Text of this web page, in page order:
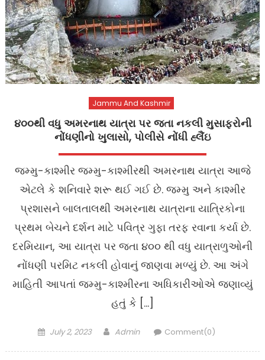
Jammu And Kashmir
૪૦૦થી વધુ અમરનાથ યાત્રા પર જતા નકલી મુસાફરોની
નોંધણીનો ખુલાસો, પોલીસે નોંધી હ્લૈંઇ
જમ્મુ-કાશ્મીર જમ્મુ-કાશ્મીરથી અમરનાથ યાત્રા આજે
એટલે કે શનિવારે શરૂ થઈ ગઈ છે. જમ્મુ અને કાશ્મીર
પ્રશાસને બાલતાલથી અમરનાથ યાત્રાના યાત્રિકોના
પ્રથમ બેચને દર્શન માટે પવિત્ર ગુફા તરફ રવાના કર્યા છે.
દરમિયાન, આ યાત્રા પર જતા ૪૦૦ થી વધુ યાત્રાળુઓની
નોંધણી પરમિટ નકલી હોવાનું જાણવા મળ્યું છે. આ અંગે
માહિતી આપતાં જમ્મુ-કાશ્મીરના અધિકારીઓએ જણાવ્યું
હતું કે […]
Posted
July 2, 2023 Author
Admin Comment(0)